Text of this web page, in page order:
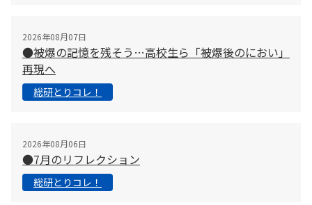
2026年08月07日
●被爆の記憶を残そう…高校生ら「被爆後のにおい」
再現へ
総研とりコレ！
2026年08月06日
●7月のリフレクション
総研とりコレ！